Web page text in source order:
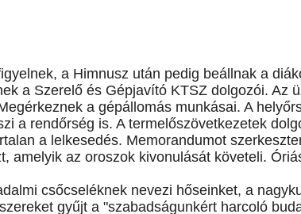
a Himnusz után pedig beállnak a
a Szerelő és Gépjavító KTSZ dolgozói. Az
a gépállomás munkásai. A
a rendőrség is. A termelőszövetkezetek
a lelkesedés. Memorandumot
amelyik az oroszok kivonulását követeli.
csőcseléknek nevezi hőseinket, a
gyűjt a "szabadságunkért harcoló